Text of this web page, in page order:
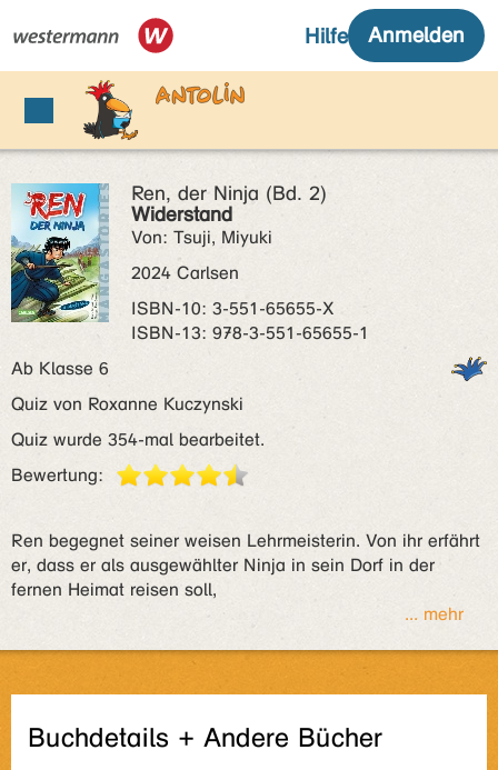
Ren, der Ninja (Bd. 2)
Widerstand
Von: Tsuji, Miyuki
2024 Carlsen
ISBN‑10: 3-551-65655-X
ISBN‑13: 978-3-551-65655-1
Ab Klasse 6
Quiz von Roxanne Kuczynski
Quiz wurde 354-mal bearbeitet.
Bewertung:
Ren begegnet seiner weisen Lehrmeisterin. Von ihr erfährt
er, dass er als ausgewählter Ninja in sein Dorf in der
fernen Heimat reisen soll,
... mehr
Buchdetails + Andere Bücher